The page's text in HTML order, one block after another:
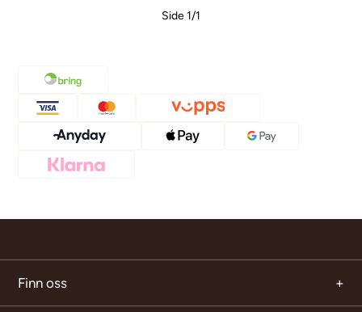
Side 1/1
Finn oss